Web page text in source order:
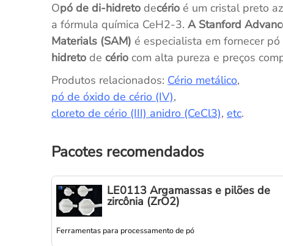
Opó de di-hidretodecérioé um cristal preto
a fórmula química CeH2-3. A Stanford
Materials (SAM) é especialista em fornecer pó
hidretode cériocom alta pureza e preços
Produtos relacionados: Cério metálico,
pó de óxido de cério (IV),
cloreto de cério (III) anidro (CeCl3), etc.
Pacotes recomendados
LE0113 Argamassas e pilões de
zircônia (ZrO2)
Ferramentas para processamento de pó